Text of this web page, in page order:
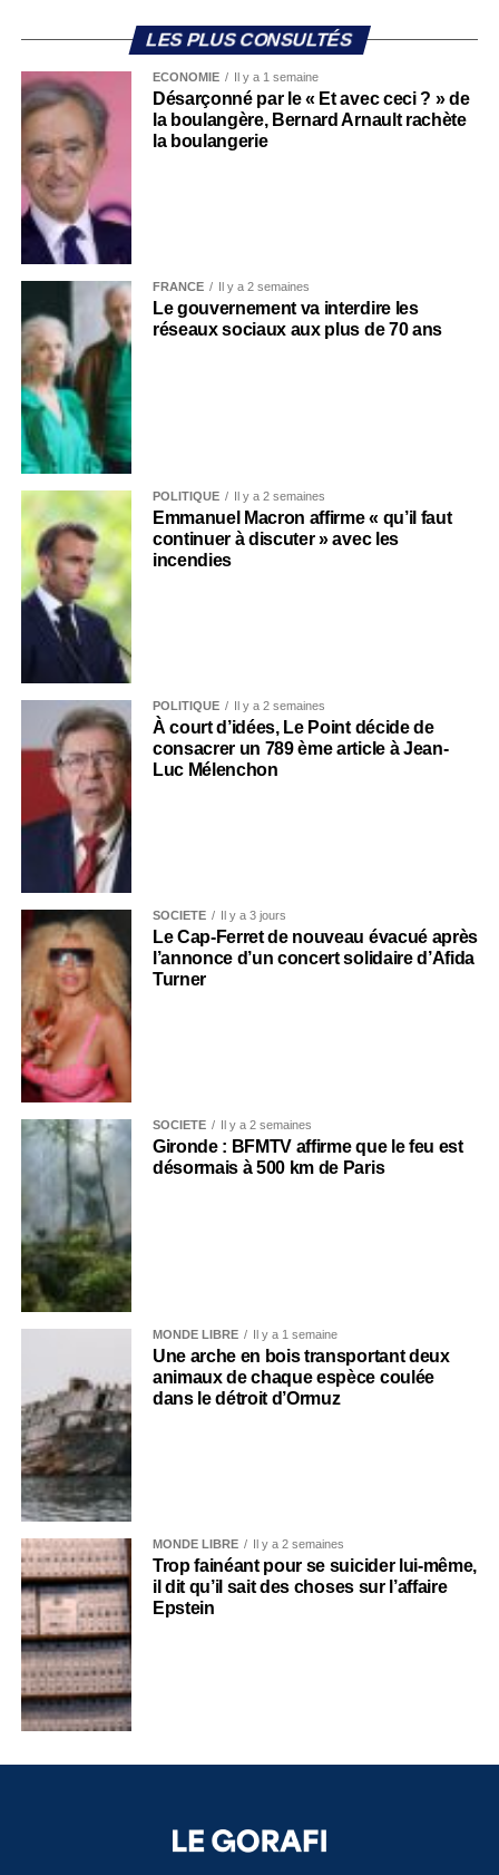
LES PLUS CONSULTÉS
ECONOMIE Il y a 1 semaine
Désarçonné par le « Et avec ceci ? » de
la boulangère, Bernard Arnault rachète
la boulangerie
FRANCE Il y a 2 semaines
Le gouvernement va interdire les
réseaux sociaux aux plus de 70 ans
POLITIQUE Il y a 2 semaines
Emmanuel Macron affirme « qu’il faut
continuer à discuter » avec les
incendies
POLITIQUE Il y a 2 semaines
À court d’idées, Le Point décide de
consacrer un 789 ème article à Jean-
Luc Mélenchon
SOCIÉTÉ Il y a 3 jours
Le Cap-Ferret de nouveau évacué après
l’annonce d’un concert solidaire d’Afida
Turner
SOCIÉTÉ Il y a 2 semaines
Gironde : BFMTV affirme que le feu est
désormais à 500 km de Paris
MONDE LIBRE Il y a 1 semaine
Une arche en bois transportant deux
animaux de chaque espèce coulée
dans le détroit d’Ormuz
MONDE LIBRE Il y a 2 semaines
Trop fainéant pour se suicider lui-même,
il dit qu’il sait des choses sur l’affaire
Epstein